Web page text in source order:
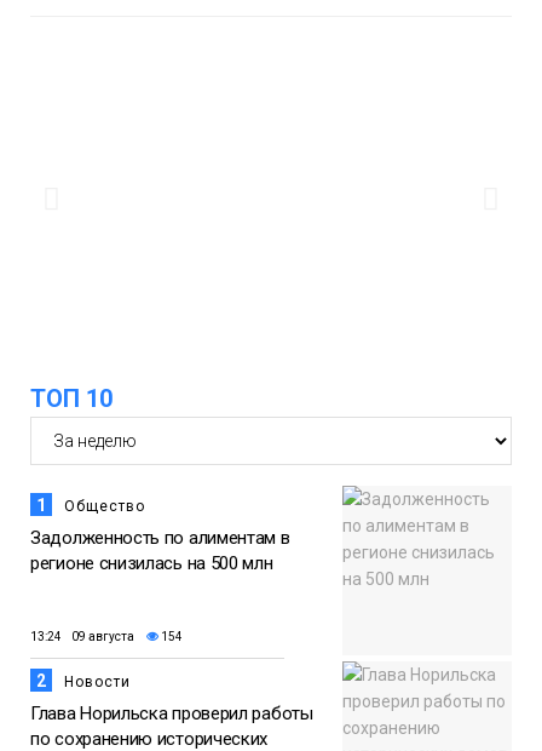
Спорт
ТОП 10
1 Общество
Задолженность по алиментам в
регионе снизилась на 500 млн
13:24 09 августа 154
2 Новости
Глава Норильска проверил работы
по сохранению исторических